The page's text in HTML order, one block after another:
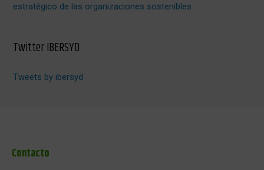
estratégico de las organizaciones sostenibles
Twitter IBERSYD
Tweets by ibersyd
Contacto